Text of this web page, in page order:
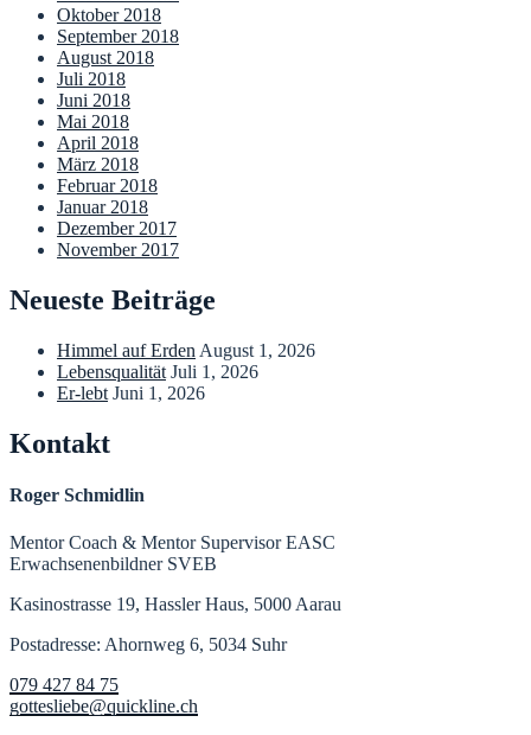
Oktober 2018
September 2018
August 2018
Juli 2018
Juni 2018
Mai 2018
April 2018
März 2018
Februar 2018
Januar 2018
Dezember 2017
November 2017
Neueste Beiträge
Himmel auf Erden August 1, 2026
Lebensqualität Juli 1, 2026
Er-lebt Juni 1, 2026
Kontakt
Roger Schmidlin
Mentor Coach & Mentor Supervisor EASC
Erwachsenenbildner SVEB
Kasinostrasse 19, Hassler Haus, 5000 Aarau
Postadresse: Ahornweg 6, 5034 Suhr
079 427 84 75
gottesliebe@quickline.ch